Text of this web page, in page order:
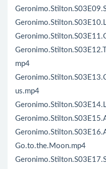
mp4
us.mp4
Go.to.the.Moon.mp4